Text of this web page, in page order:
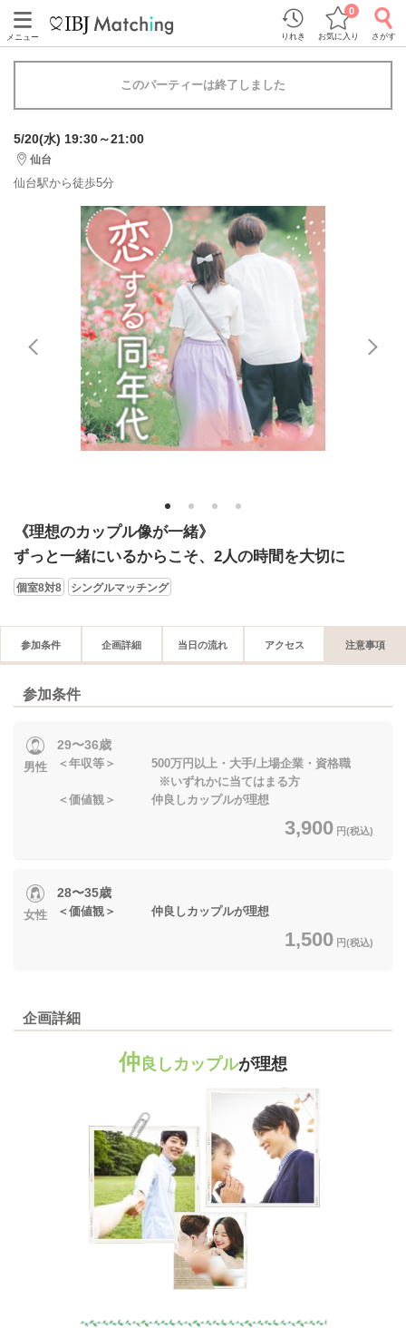
メニュー りれき お気に入り
0
さがす
このパーティーは終了しました
5/20(水) 19:30～21:00
仙台
仙台駅から徒歩5分
1 2 3 4
《理想のカップル像が一緒》
ずっと一緒にいるからこそ、2人の時間を大切に
個室8対8 シングルマッチング
参加条件 企画詳細 当日の流れ アクセス 注意事項
参加条件
男性
29〜36歳
＜年収等＞ 500万円以上・大手/上場企業・資格職
※いずれかに当てはまる方
＜価値観＞ 仲良しカップルが理想
3,900 円(税込)
女性
28〜35歳
＜価値観＞ 仲良しカップルが理想
1,500 円(税込)
企画詳細
仲良しカップルが理想